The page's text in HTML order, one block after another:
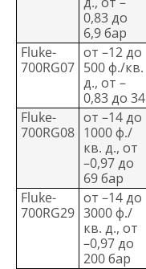
0,83 до
6,9 бар
Fluke-
700RG07
от –12 до
500 ф./кв.
д., от –
0,83 до 34
Fluke-
700RG08
от –14 до
1000 ф./
кв. д., от
–0,97 до
69 бар
Fluke-
700RG29
от –14 до
3000 ф./
кв. д., от
–0,97 до
200 бар